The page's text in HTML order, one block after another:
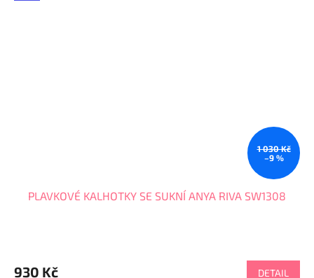
1 030 Kč
–9 %
PLAVKOVÉ KALHOTKY SE SUKNÍ ANYA RIVA SW1308
930 Kč DETAIL